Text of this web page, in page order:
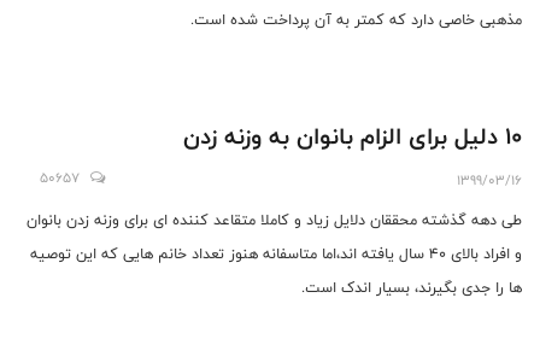
مذهبی خاصی دارد که کمتر به آن پرداخت شده است.
10 دلیل برای الزام بانوان به وزنه زدن
1399/03/16
50657
طی دهه گذشته محققان دلایل زیاد و کاملا متقاعد کننده ای برای وزنه زدن بانوان
و افراد بالای 40 سال یافته اند،اما متاسفانه هنوز تعداد خانم هایی که این توصیه
ها را جدی بگیرند، بسیار اندک است.